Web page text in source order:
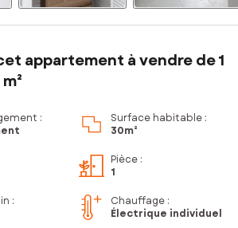
appartement à vendre de 1
:
Surface habitable :
30m²
Pièce :
1
:
Chauffage :
Électrique individuel